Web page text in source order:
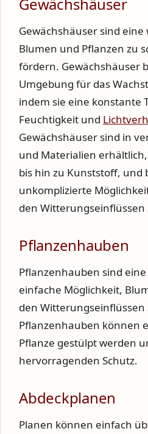
Gewächshäuser sind
Blumen und Pflanzen zu
fördern. Gewächshäuser
Umgebung für das
indem sie eine konstante
Feuchtigkeit und
Gewächshäuser sind in
und Materialien
bis hin zu Kunststoff, und
unkomplizierte
den Witterungseinflüssen
Pflanzenhauben
Pflanzenhauben sind
einfache Möglichkeit,
den Witterungseinflüssen
Pflanzenhauben können
Pflanze gestülpt werden
hervorragenden Schutz.
Abdeckplanen
Planen können einfach